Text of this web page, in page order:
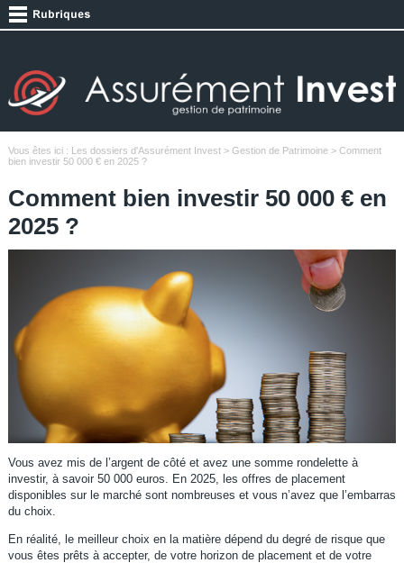
Vous êtes ici : Les dossiers d'Assurément Invest> Gestion de Patrimoine> Comment
bien investir 50 000 € en 2025 ?
Comment bien investir 50 000 € en
2025 ?
Vous avez mis de l’argent de côté et avez une somme rondelette à
investir, à savoir 50 000 euros. En 2025, les offres de placement
disponibles sur le marché sont nombreuses et vous n’avez que l’embarras
du choix.
En réalité, le meilleur choix en la matière dépend du degré de risque que
vous êtes prêts à accepter, de votre horizon de placement et de votre